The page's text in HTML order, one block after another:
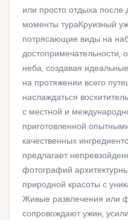
или просто отдыха
моменты тураКруизный
потрясающие виды на
неба, создавая
на протяжении всего
наслаждаться
с местной и
приготовленной
качественных
предлагает
фотографий
природной красоты с
Живые развлечения или
сопровождают ужин,